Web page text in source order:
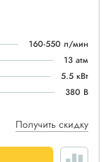
160-550 л/мин
13 атм
5.5 кВт
380 В
Получить скидку